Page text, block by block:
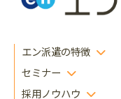
エン派遣の特徴
セミナー
採用ノウハウ